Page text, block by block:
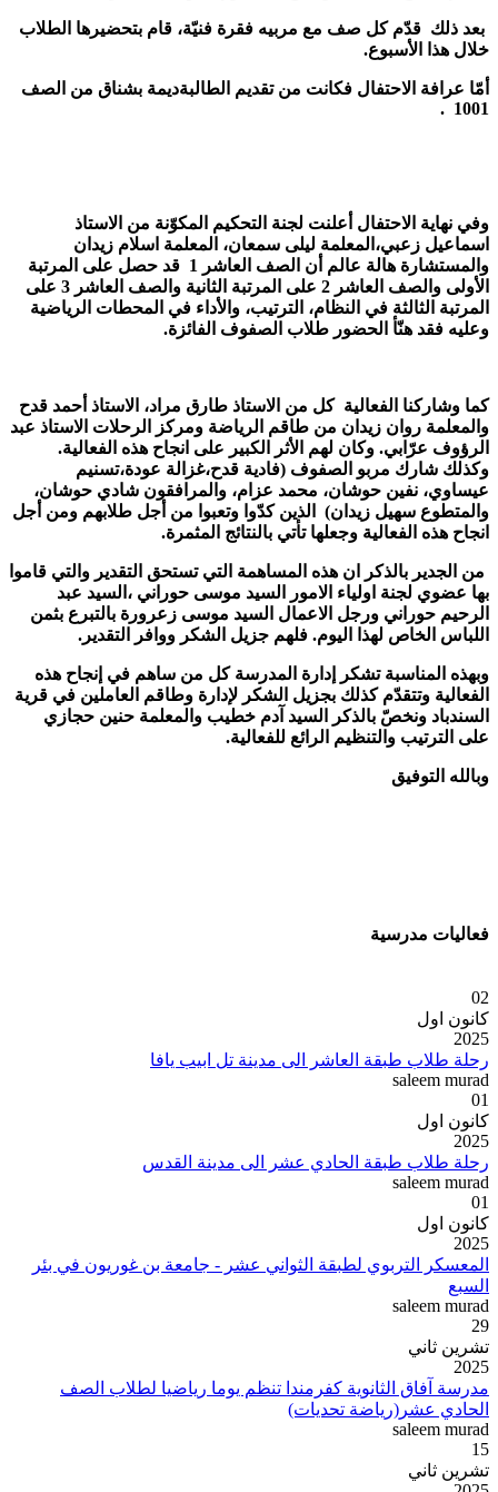
بعد ذلك قدّم كل صف مع مربيه فقرة فنيّة، قام بتحضيرها الطلاب
خلال هذا الأسبوع.
أمّا عرافة الاحتفال فكانت من تقديم الطالبةديمة بشناق من الصف
1001 .
وفي نهاية الاحتفال أعلنت لجنة التحكيم المكوّنة من الاستاذ
اسماعيل زعبي،المعلمة ليلى سمعان، المعلمة اسلام زيدان
والمستشارة هالة عالم أن الصف العاشر 1 قد حصل على المرتبة
الأولى والصف العاشر 2 على المرتبة الثانية والصف العاشر 3 على
المرتبة الثالثة في النظام، الترتيب، والأداء في المحطات الرياضية
وعليه فقد هنّأ الحضور طلاب الصفوف الفائزة.
كما وشاركنا الفعالية كل من الاستاذ طارق مراد، الاستاذ أحمد قدح
والمعلمة روان زيدان من طاقم الرياضة ومركز الرحلات الاستاذ عبد
الرؤوف عرّابي. وكان لهم الأثر الكبير على انجاح هذه الفعالية.
وكذلك شارك مربو الصفوف (فادية قدح،غزالة عودة،تسنيم
عيساوي، نفين حوشان، محمد عزام، والمرافقون شادي حوشان،
والمتطوع سهيل زيدان) الذين كدّوا وتعبوا من أجل طلابهم ومن أجل
انجاح هذه الفعالية وجعلها تأتي بالنتائج المثمرة.
من الجدير بالذكر ان هذه المساهمة التي تستحق التقدير والتي قاموا
بها عضوي لجنة اولياء الامور السيد موسى حوراني ،السيد عبد
الرحيم حوراني ورجل الاعمال السيد موسى زعرورة بالتبرع بثمن
اللباس الخاص لهذا اليوم. فلهم جزيل الشكر ووافر التقدير.
وبهذه المناسبة تشكر إدارة المدرسة كل من ساهم في إنجاح هذه
الفعالية وتتقدّم كذلك بجزيل الشكر لإدارة وطاقم العاملين في قرية
السندباد ونخصّ بالذكر السيد آدم خطيب والمعلمة حنين حجازي
على الترتيب والتنظيم الرائع للفعالية.
وبالله التوفيق
فعاليات مدرسية
02
كانون اول
2025
رحلة طلاب طبقة العاشر الى مدينة تل ابيب يافا
saleem murad
01
كانون اول
2025
رحلة طلاب طبقة الحادي عشر الى مدينة القدس
saleem murad
01
كانون اول
2025
المعسكر التربوي لطبقة الثواني عشر - جامعة بن غوريون في بئر
السبع
saleem murad
29
تشرين ثاني
2025
مدرسة آفاق الثانوية كفرمندا تنظم يوما رياضيا لطلاب الصف
الحادي عشر(رياضة تحديات)
saleem murad
15
تشرين ثاني